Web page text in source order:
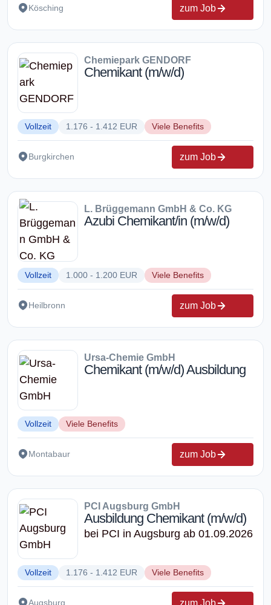
Kösching zum Job
Chemiepark GENDORF
Chemikant (m/w/d)
Vollzeit 1.176 - 1.412 EUR Viele Benefits
Burgkirchen zum Job
L. Brüggemann GmbH & Co. KG
Azubi Chemikant/in (m/w/d)
Vollzeit 1.000 - 1.200 EUR Viele Benefits
Heilbronn zum Job
Ursa-Chemie GmbH
Chemikant (m/w/d) Ausbildung
Vollzeit Viele Benefits
Montabaur zum Job
PCI Augsburg GmbH
Ausbildung Chemikant (m/w/d)
bei PCI in Augsburg ab 01.09.2026
Vollzeit 1.176 - 1.412 EUR Viele Benefits
Augsburg zum Job